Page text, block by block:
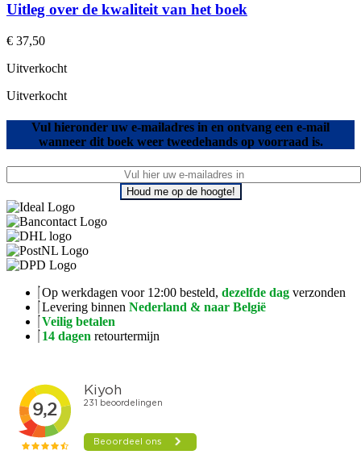
Uitleg over de kwaliteit van het boek
€ 37,50
Uitverkocht
Uitverkocht
Vul hieronder uw e-mailadres in en ontvang een e-mail
wanneer dit boek weer tweedehands op voorraad is.
Houd me op de hoogte!
Op werkdagen voor 12:00 besteld, dezelfde dag verzonden
Levering binnen Nederland & naar België
Veilig betalen
14 dagen retourtermijn